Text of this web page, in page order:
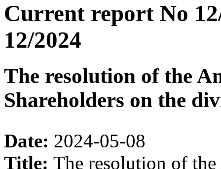
Current report No
12/2024
The resolution of the
Shareholders on the
Date: 2024-05-08
Title: The resolution of